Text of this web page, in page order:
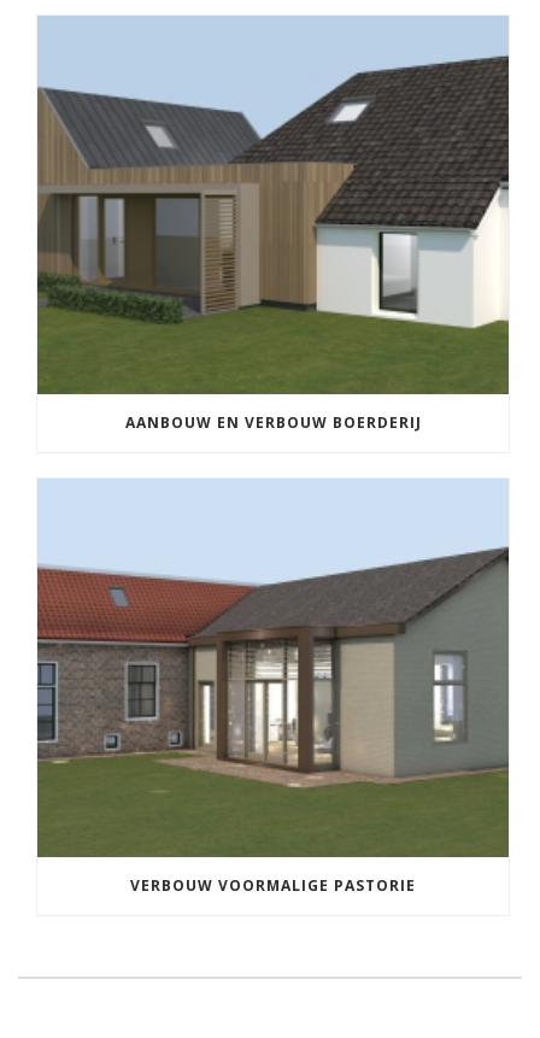
AANBOUW EN VERBOUW BOERDERIJ
VERBOUW VOORMALIGE PASTORIE